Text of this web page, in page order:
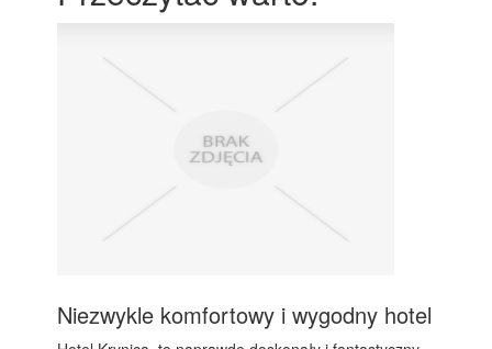
Niezwykle komfortowy i wygodny hotel